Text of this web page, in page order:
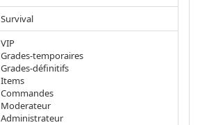
Survival
VIP
Grades-temporaires
Grades-définitifs
Items
Commandes
Moderateur
Administrateur